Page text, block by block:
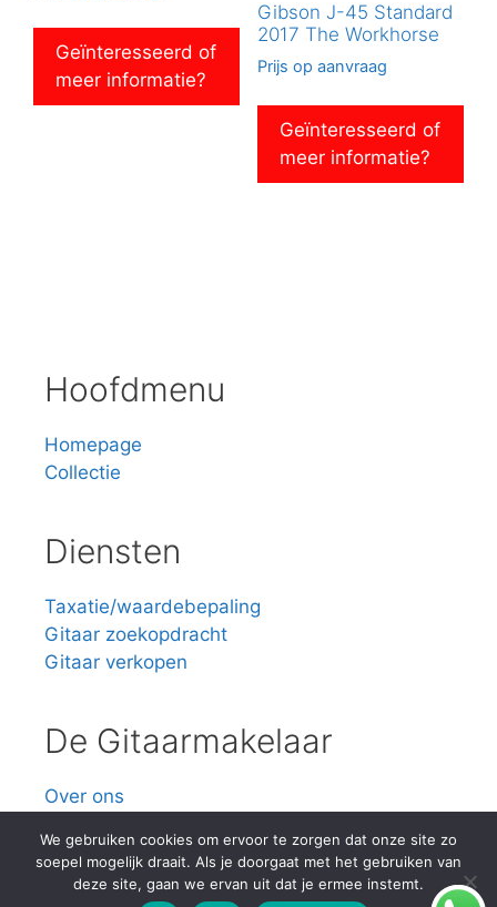
Geïnteresseerd of
meer informatie?
Gibson J-45 Standard
2017 The Workhorse
Prijs op aanvraag
Geïnteresseerd of
meer informatie?
Hoofdmenu
Homepage
Collectie
Diensten
Taxatie/waardebepaling
Gitaar zoekopdracht
Gitaar verkopen
De Gitaarmakelaar
Over ons
We gebruiken cookies om ervoor te zorgen dat onze site zo
soepel mogelijk draait. Als je doorgaat met het gebruiken van
deze site, gaan we ervan uit dat je ermee instemt.